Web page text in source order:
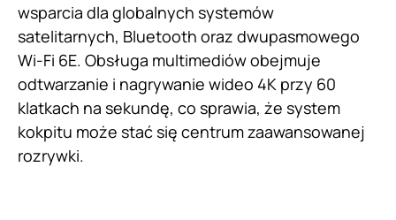
wsparcia dla globalnych systemów
satelitarnych, Bluetooth oraz dwupasmowego
Wi-Fi 6E. Obsługa multimediów obejmuje
odtwarzanie i nagrywanie wideo 4K przy 60
klatkach na sekundę, co sprawia, że system
kokpitu może stać się centrum zaawansowanej
rozrywki.